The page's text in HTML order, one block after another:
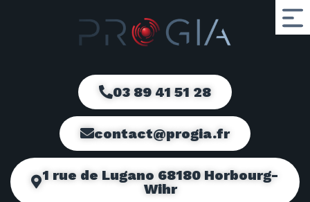
03 89 41 51 28
contact@progia.fr
1 rue de Lugano 68180 Horbourg-
Wihr